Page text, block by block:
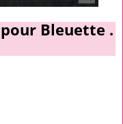
Bleuette .